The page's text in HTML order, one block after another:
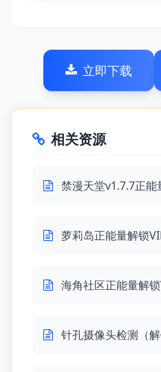
立即下载
相关资源
禁漫天堂v1.7.7正能
萝莉岛正能量解锁
海角社区正能量解
针孔摄像头检测（